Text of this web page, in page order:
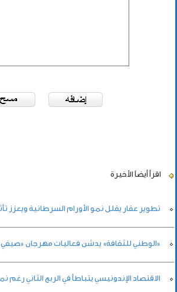
اقرأ أيضاً الأخيرة
تطوير عقار يقلل نمو الأورام السرطانية ويعزز
«الوطني للثقافة» يدشن فعاليات مهرجان «صيفي
الاقتصاد الإندونيسي يتباطأ في الربع الثاني رغم